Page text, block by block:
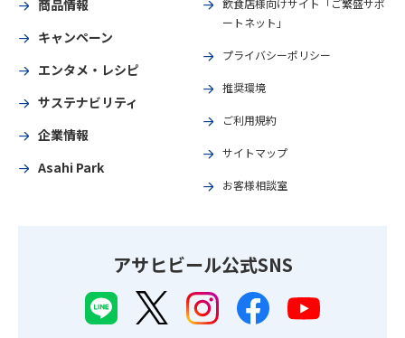
商品情報
キャンペーン
エンタメ・レシピ
サステナビリティ
企業情報
Asahi Park
飲食店様向けサイト「ご繁盛サポ
ートネット」
プライバシーポリシー
推奨環境
ご利用規約
サイトマップ
お客様相談室
アサヒビール公式SNS